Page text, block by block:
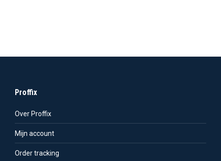
Proffix
Over Proffix
Mijn account
Order tracking